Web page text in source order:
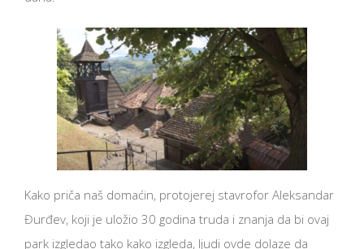
Kako priča naš domaćin, protojerej stavrofor Aleksandar
Đurđev, koji je uložio 30 godina truda i znanja da bi ovaj
park izgledao tako kako izgleda, ljudi ovde dolaze da